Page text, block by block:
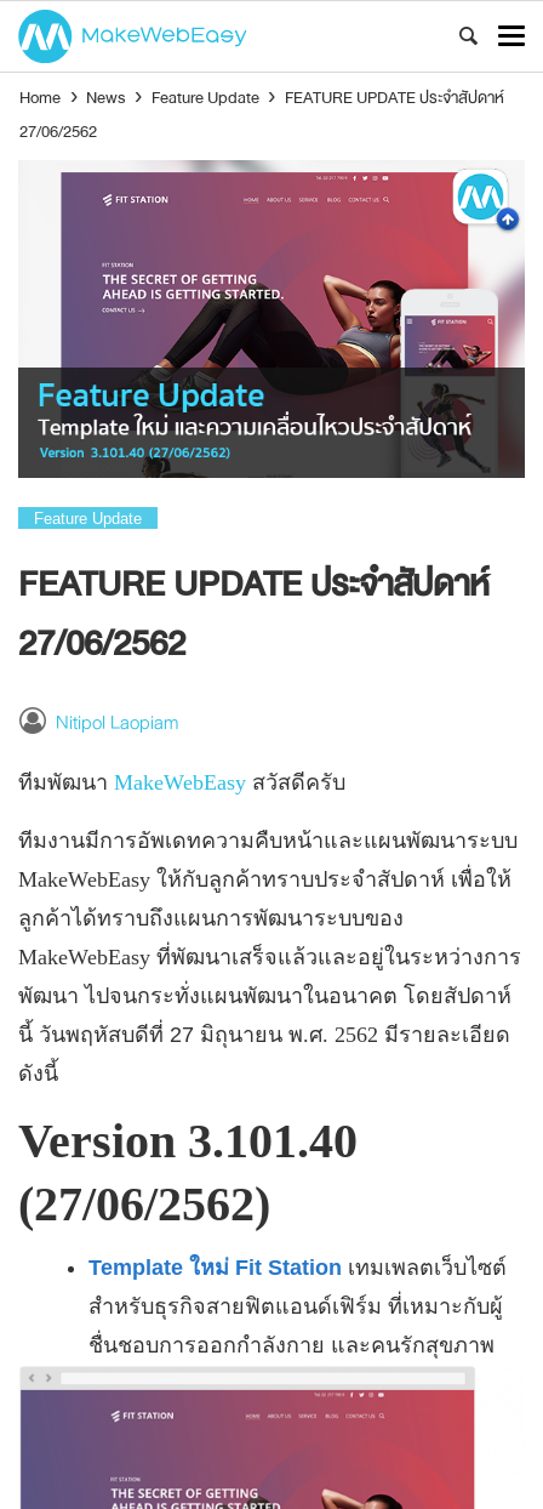
Home › News › Feature Update › FEATURE UPDATE ประจำสัปดาห์
27/06/2562
Feature Update
FEATURE UPDATE ประจำสัปดาห์
27/06/2562
Nitipol Laopiam
ทีมพัฒนา MakeWebEasy สวัสดีครับ
ทีมงานมีการอัพเดทความคืบหน้าและแผนพัฒนาระบบ
MakeWebEasy ให้กับลูกค้าทราบประจำสัปดาห์ เพื่อให้
ลูกค้าได้ทราบถึงแผนการพัฒนาระบบของ
MakeWebEasy ที่พัฒนาเสร็จแล้วและอยู่ในระหว่างการ
พัฒนา ไปจนกระทั่งแผนพัฒนาในอนาคต โดยสัปดาห์
นี้ วันพฤหัสบดีที่ 27 มิถุนายน พ.ศ. 2562 มีรายละเอียด
ดังนี้
Version 3.101.40
(27/06/2562)
Template ใหม่ Fit Station เทมเพลตเว็บไซต์
สำหรับธุรกิจสายฟิตแอนด์เฟิร์ม ที่เหมาะกับผู้
ชื่นชอบการออกกำลังกาย และคนรักสุขภาพ